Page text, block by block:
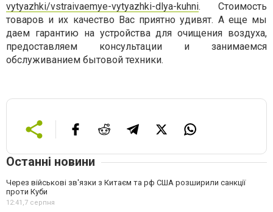
vytyazhki/vstraivaemye-vytyazhki-dlya-kuhni. Стоимость
товаров и их качество Вас приятно удивят. А еще мы
даем гарантию на устройства для очищения воздуха,
предоставляем консультации и занимаемся
обслуживанием бытовой техники.
Останні новини
Через військові зв'язки з Китаєм та рф США розширили санкції
проти Куби
12:41,7 серпня